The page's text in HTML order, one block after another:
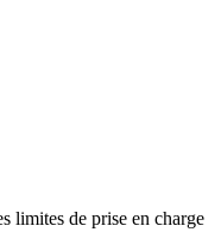
limites de prise en charge